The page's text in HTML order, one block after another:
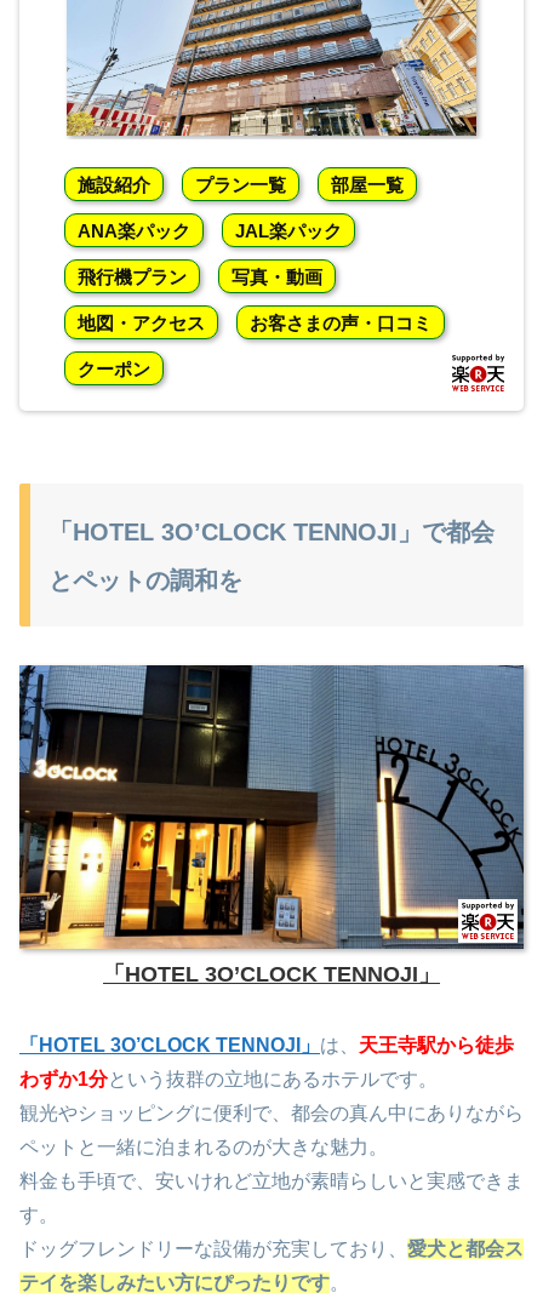
施設紹介 プラン一覧 部屋一覧
ANA楽パック JAL楽パック
飛行機プラン 写真・動画
地図・アクセス お客さまの声・口コミ
クーポン
「HOTEL 3O’CLOCK TENNOJI」で都会
とペットの調和を
「HOTEL 3O’CLOCK TENNOJI」
「HOTEL 3O’CLOCK TENNOJI」 は、 天王寺駅から徒歩
わずか1分という抜群の立地にあるホテルです。
観光やショッピングに便利で、都会の真ん中にありながら
ペットと一緒に泊まれるのが大きな魅力。
料金も手頃で、安いけれど立地が素晴らしいと実感できま
す。
ドッグフレンドリーな設備が充実しており、 愛犬と都会ス
テイを楽しみたい方にぴったりです。